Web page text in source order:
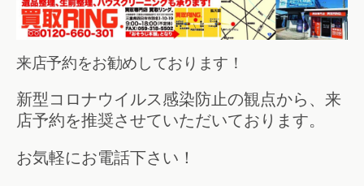
来店予約をお勧めしております！
新型コロナウイルス感染防止の観点から、来
店予約を推奨させていただいております。
お気軽にお電話下さい！